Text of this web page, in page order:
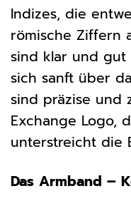
Indizes, die
römische Ziffern
sind klar und gut
sich sanft über
sind präzise und
Exchange Logo,
unterstreicht die
Das Armband –